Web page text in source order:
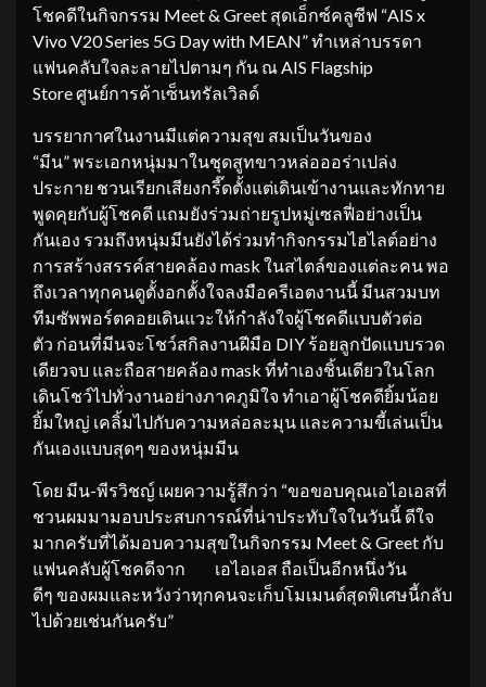
โชคดีในกิจกรรม Meet & Greet สุดเอ็กซ์คลูซีฟ “AIS x
Vivo V20 Series 5G Day with MEAN” ทำเหล่าบรรดา
แฟนคลับใจละลายไปตามๆ กัน ณ AIS Flagship
Store ศูนย์การค้าเซ็นทรัลเวิลด์
​บรรยากาศในงานมีแต่ความสุข สมเป็นวันของ
“มีน” พระเอกหนุ่มมาในชุดสูทขาวหล่อออร่าเปล่ง
ประกาย ชวนเรียกเสียงกรี๊ดตั้งแต่เดินเข้างานและทักทาย
พูดคุยกับผู้โชคดี แถมยังร่วมถ่ายรูปหมู่เซลฟี่อย่างเป็น
กันเอง รวมถึงหนุ่มมีนยังได้ร่วมทำกิจกรรมไฮไลต์อย่าง
การสร้างสรรค์สายคล้อง mask ในสไตล์ของแต่ละคน พอ
ถึงเวลาทุกคนดูตั้งอกตั้งใจลงมือครีเอตงานนี้ มีนสวมบท
ทีมซัพพอร์ตคอยเดินแวะให้กำลังใจผู้โชคดีแบบตัวต่อ
ตัว ก่อนที่มีนจะโชว์สกิลงานฝีมือ DIY ร้อยลูกปัดแบบรวด
เดียวจบ และถือสายคล้อง mask ที่ทำเองชิ้นเดียวในโลก
เดินโชว์ไปทั่วงานอย่างภาคภูมิใจ ทำเอาผู้โชคดียิ้มน้อย
ยิ้มใหญ่ เคลิ้มไปกับความหล่อละมุน และความขี้เล่นเป็น
กันเองแบบสุดๆ ของหนุ่มมีน
​โดย มีน-พีรวิชญ์ เผยความรู้สึกว่า “ขอขอบคุณเอไอเอสที่
ชวนผมมามอบประสบการณ์ที่น่าประทับใจในวันนี้ ดีใจ
มากครับที่ได้มอบความสุขในกิจกรรม Meet & Greet กับ
แฟนคลับผู้โชคดีจาก เอไอเอส ถือเป็นอีกหนึ่งวัน
ดีๆ ของผมและหวังว่าทุกคนจะเก็บโมเมนต์สุดพิเศษนี้กลับ
ไปด้วยเช่นกันครับ”